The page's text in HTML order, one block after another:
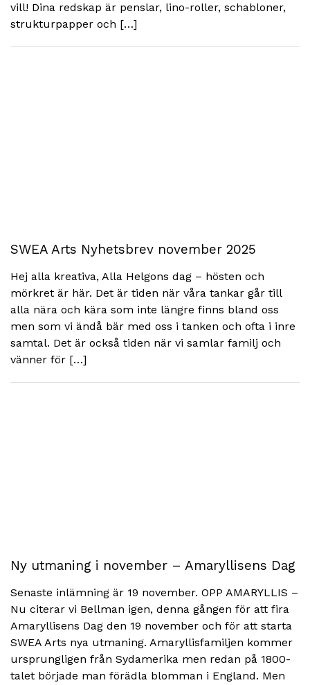
vill! Dina redskap är penslar, lino-roller, schabloner,
strukturpapper och […]
SWEA Arts Nyhetsbrev november 2025
Hej alla kreativa, Alla Helgons dag – hösten och
mörkret är här. Det är tiden när våra tankar går till
alla nära och kära som inte längre finns bland oss
men som vi ändå bär med oss i tanken och ofta i inre
samtal. Det är också tiden när vi samlar familj och
vänner för […]
Ny utmaning i november – Amaryllisens Dag
Senaste inlämning är 19 november. OPP AMARYLLIS –
Nu citerar vi Bellman igen, denna gången för att fira
Amaryllisens Dag den 19 november och för att starta
SWEA Arts nya utmaning. Amaryllisfamiljen kommer
ursprungligen från Sydamerika men redan på 1800-
talet började man förädla blomman i England. Men